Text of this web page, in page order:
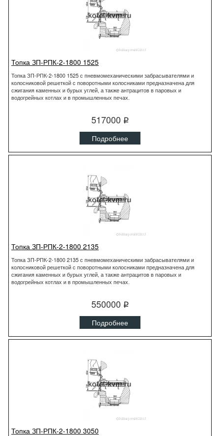
Топка ЗП-РПК-2-1800 1525
Топка ЗП-РПК-2-1800 1525 с пневмомеханическими забрасывателями и
колосниковой решеткой с поворотными колосниками предназначена для
сжигания каменных и бурых углей, а также антрацитов в паровых и
водогрейных котлах и в промышленных печах.
517000 q
Подробнее
Топка ЗП-РПК-2-1800 2135
Топка ЗП-РПК-2-1800 2135 с пневмомеханическими забрасывателями и
колосниковой решеткой с поворотными колосниками предназначена для
сжигания каменных и бурых углей, а также антрацитов в паровых и
водогрейных котлах и в промышленных печах.
550000 q
Подробнее
Топка ЗП-РПК-2-1800 3050